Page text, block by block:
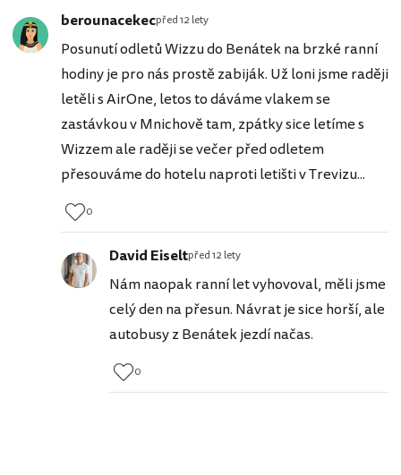
berounacekecpřed 12 lety
Posunutí odletů Wizzu do Benátek na brzké ranní
hodiny je pro nás prostě zabiják. Už loni jsme raději
letěli s AirOne, letos to dáváme vlakem se
zastávkou v Mnichově tam, zpátky sice letíme s
Wizzem ale raději se večer před odletem
přesouváme do hotelu naproti letišti v Trevizu...
0
David Eiseltpřed 12 lety
Nám naopak ranní let vyhovoval, měli jsme
celý den na přesun. Návrat je sice horší, ale
autobusy z Benátek jezdí načas.
0